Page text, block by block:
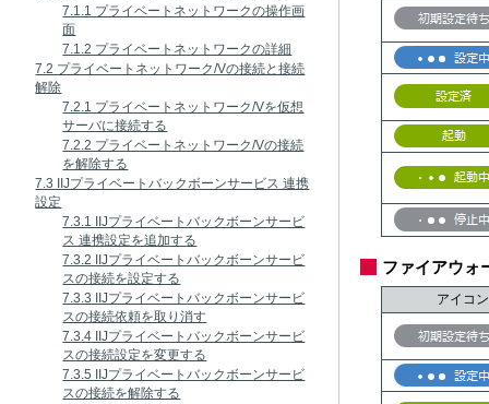
7.1.1 プライベートネットワークの操作画
面
7.1.2 プライベートネットワークの詳細
7.2 プライベートネットワーク/Vの接続と接続
解除
7.2.1 プライベートネットワーク/Vを仮想
サーバに接続する
7.2.2 プライベートネットワーク/Vの接続
を解除する
7.3 IIJプライベートバックボーンサービス 連携
設定
7.3.1 IIJプライベートバックボーンサービ
ス 連携設定を追加する
7.3.2 IIJプライベートバックボーンサービ
スの接続を設定する
7.3.3 IIJプライベートバックボーンサービ
スの接続依頼を取り消す
7.3.4 IIJプライベートバックボーンサービ
スの接続設定を変更する
7.3.5 IIJプライベートバックボーンサービ
スの接続を解除する
ファイアウォ
アイコン